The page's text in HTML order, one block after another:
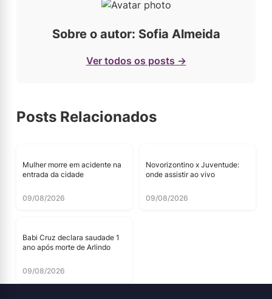
Sobre o autor: Sofia Almeida
Ver todos os posts →
Posts Relacionados
Mulher morre em acidente na
entrada da cidade
09/08/2026
Novorizontino x Juventude:
onde assistir ao vivo
09/08/2026
Babi Cruz declara saudade 1
ano após morte de Arlindo
09/08/2026